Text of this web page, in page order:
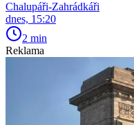
Chalupáři-Zahrádkáři
dnes, 15:20
2 min
Reklama